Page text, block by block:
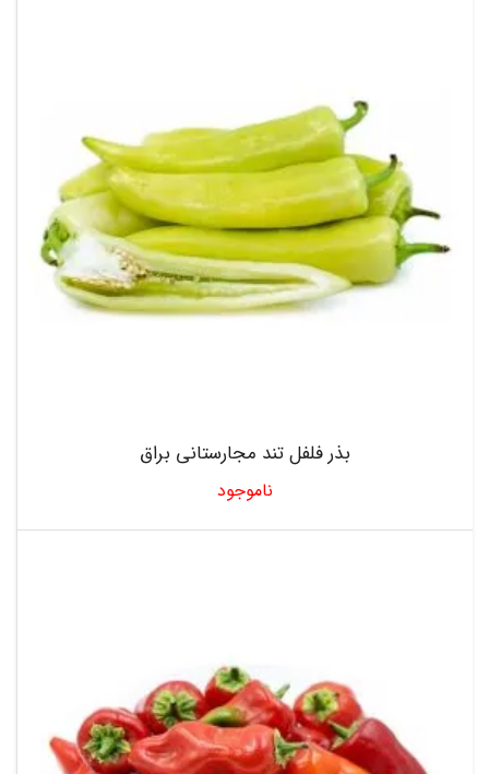
بذر فلفل تند مجارستانی براق
ناموجود